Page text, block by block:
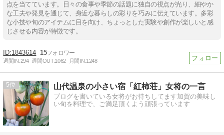
点を当てています。日々の食事や季節の話題に独自の視点が光り、細やか
な工夫や発見を通じて、身近な暮らしの彩りを巧みに伝えています。多彩
な小技や旬のアイテムに目を向け、ちょっとした実験や創作が楽しいと感
じさせる内容が特徴です。
1843614 15
週間IN:294 週間OUT:1062 月間IN:1248
5 山代温泉の小さい宿「紅柿荘」女将の一言
ブログを書いている女将がお待ちしてます加賀の美味し
い旬を料理で、ご満足頂くよう頑張っています